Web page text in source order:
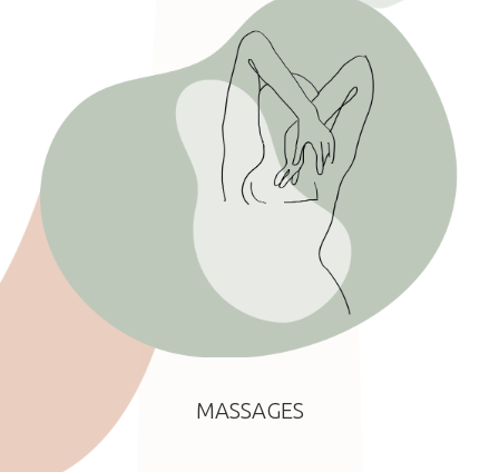
MASSAGES